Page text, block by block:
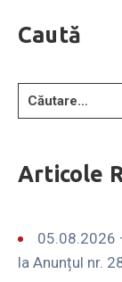
Caută
Articole
05.08.2026
la Anunțul nr.